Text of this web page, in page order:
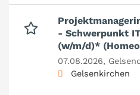
- Schwerpunkt
(w/m/d)*
07.08.2026,
Gelsenkirchen